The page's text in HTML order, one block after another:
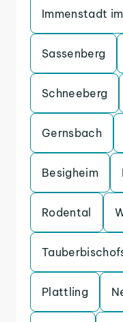
Immenstadt
Sassenberg
Schneeberg
Gernsbach
Besigheim
Rodental
Plattling